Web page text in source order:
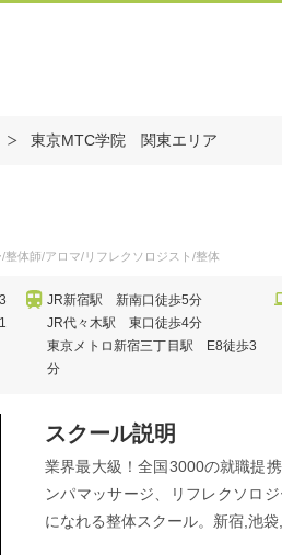
東京MTC学院 関東エリア
体師/アロマ/リフレクソロジスト/整体
JR新宿駅 新南口徒歩5分
JR代々木駅 東口徒歩4分
東京メトロ新宿三丁目駅 E8徒歩3
分
スクール説明
業界最大級！全国3000の就職提
ンパマッサージ、リフレクソロ
になれる整体スクール。新宿,池